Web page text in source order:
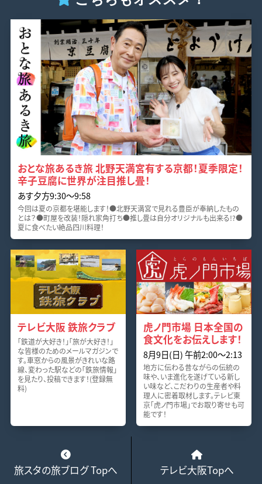
おとな旅あるき旅 北野天満宮有する京都！夏季限定！
辛子豆腐に世界が注目推し畳！
あす夕方9:30～9:58
今回は夏の京都を堪能します！●北野天満宮で見れる豊臣が奉納したもの
とは？●町屋を改装！隠れ家角打ち●推し畳は自分オリジナルも出来る!?●
夏に食べたい絶品四川料理！
テレビ大阪 鉄旅クラブ
「鉄道が大好き！」「旅が大好き！」
な皆様のためのメールマガジンで
す。車窓からの風景がきれいな路
線、変わった駅などの「鉄旅情報」
を見たり、投稿できます！(登録無
料)
虎ノ門市場 日本全国の
食文化をお伝えします！
8月9日(日) 午前2:00～2:13
地方に伝わる昔ながらの伝統の
味や、いま進化を遂げている新し
い味など、こだわりの生産者や料
理人に密着取材します。テレビ東
京「虎ノ門市場」でお取り寄せも可
能です！
旅スタの旅ブログ Topへ テレビ大阪Topへ